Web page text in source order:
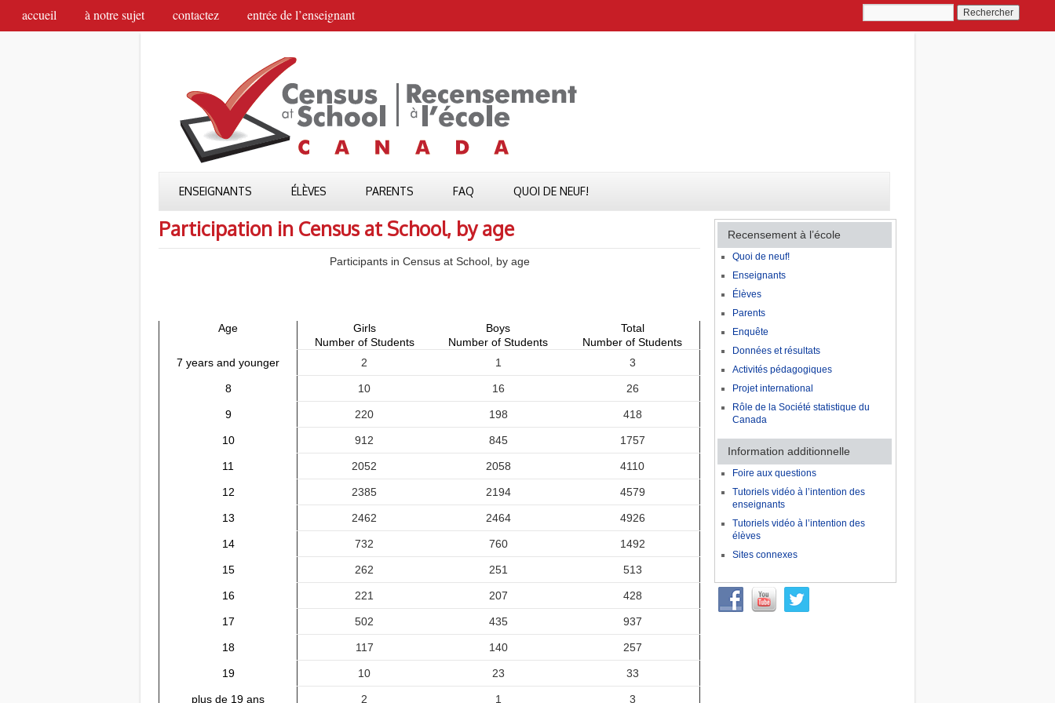
accueil à notre sujet contactez entrée de l’enseignant
ENSEIGNANTS ÉLÈVES PARENTS FAQ QUOI DE NEUF!
Participation in Census at School, by age
Participants in Census at School, by age
Age Girls Boys
Total
Number of Students
Number of Students
Number of Students
7 years and younger
2 1 3
8 10 16 26
9 220 198 418
10 912 845 1757
11 2052 2058 4110
12 2385 2194 4579
13 2462 2464 4926
14 732 760 1492
15 262 251 513
16 221 207 428
17 502 435 937
18 117 140 257
19 10 23 33
plus de 19 ans 2 1 3
Recensement à l’école
Quoi de neuf!
Enseignants
Élèves
Parents
Enquête
Données et résultats
Activités pédagogiques
Projet international
Rôle de la Société statistique du
Canada
Information additionnelle
Foire aux questions
Tutoriels vidéo à l’intention des
enseignants
Tutoriels vidéo à l’intention des
élèves
Sites connexes